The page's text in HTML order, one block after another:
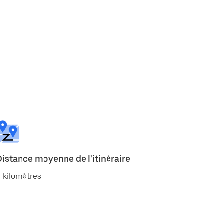
moyenne de l'itinéraire
kilomètres